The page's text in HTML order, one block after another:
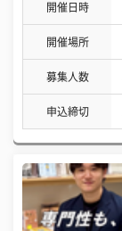
開催日時
開催場所
募集人数
申込締切